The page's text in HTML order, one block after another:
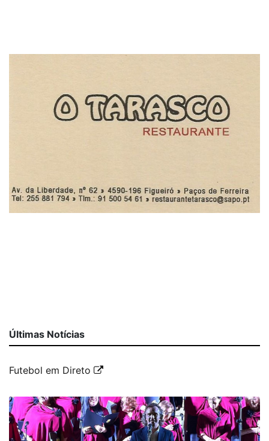
Últimas Notícias
Futebol em Direto